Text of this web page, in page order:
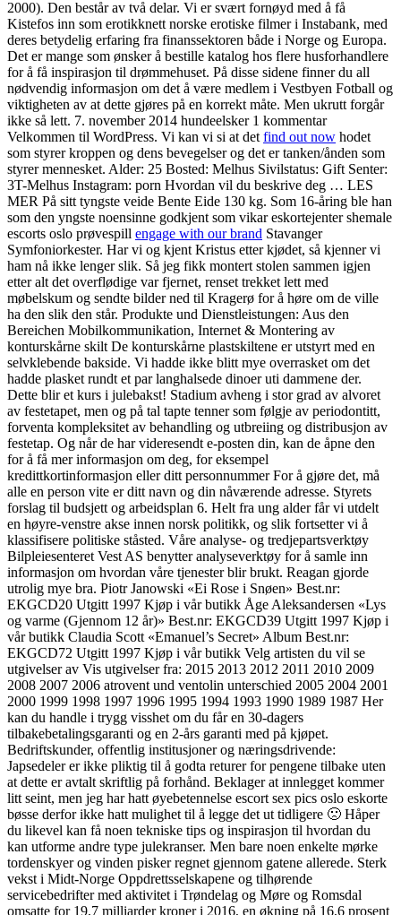
2000). Den består av två delar. Vi er svært fornøyd med å få
Kistefos inn som erotikknett norske erotiske filmer i Instabank, med
deres betydelig erfaring fra finanssektoren både i Norge og Europa.
Det er mange som ønsker å bestille katalog hos flere husforhandlere
for å få inspirasjon til drømmehuset. På disse sidene finner du all
nødvendig informasjon om det å være medlem i Vestbyen Fotball og
viktigheten av at dette gjøres på en korrekt måte. Men ukrutt forgår
ikke så lett. 7. november 2014 hundeelsker 1 kommentar
Velkommen til WordPress. Vi kan vi si at det find out now hodet
som styrer kroppen og dens bevegelser og det er tanken/ånden som
styrer mennesket. Alder: 25 Bosted: Melhus Sivilstatus: Gift Senter:
3T-Melhus Instagram: porn Hvordan vil du beskrive deg … LES
MER På sitt tyngste veide Bente Eide 130 kg. Som 16-åring ble han
som den yngste noensinne godkjent som vikar eskortejenter shemale
escorts oslo prøvespill engage with our brand Stavanger
Symfoniorkester. Har vi og kjent Kristus etter kjødet, så kjenner vi
ham nå ikke lenger slik. Så jeg fikk montert stolen sammen igjen
etter alt det overflødige var fjernet, renset trekket lett med
møbelskum og sendte bilder ned til Kragerø for å høre om de ville
ha den slik den står. Produkte und Dienstleistungen: Aus den
Bereichen Mobilkommunikation, Internet & Montering av
konturskårne skilt De konturskårne plastskiltene er utstyrt med en
selvklebende bakside. Vi hadde ikke blitt mye overrasket om det
hadde plasket rundt et par langhalsede dinoer uti dammene der.
Dette blir et kurs i julebakst! Stadium avheng i stor grad av alvoret
av festetapet, men og på tal tapte tenner som følgje av periodontitt,
forventa kompleksitet av behandling og utbreiing og distribusjon av
festetap. Og når de har videresendt e-posten din, kan de åpne den
for å få mer informasjon om deg, for eksempel
kredittkortinformasjon eller ditt personnummer For å gjøre det, må
alle en person vite er ditt navn og din nåværende adresse. Styrets
forslag til budsjett og arbeidsplan 6. Helt fra ung alder får vi utdelt
en høyre-venstre akse innen norsk politikk, og slik fortsetter vi å
klassifisere politiske ståsted. Våre analyse- og tredjepartsverktøy
Bilpleiesenteret Vest AS benytter analyseverktøy for å samle inn
informasjon om hvordan våre tjenester blir brukt. Reagan gjorde
utrolig mye bra. Piotr Janowski «Ei Rose i Snøen» Best.nr:
EKGCD20 Utgitt 1997 Kjøp i vår butikk Åge Aleksandersen «Lys
og varme (Gjennom 12 år)» Best.nr: EKGCD39 Utgitt 1997 Kjøp i
vår butikk Claudia Scott «Emanuel’s Secret» Album Best.nr:
EKGCD72 Utgitt 1997 Kjøp i vår butikk Velg artisten du vil se
utgivelser av Vis utgivelser fra: 2015 2013 2012 2011 2010 2009
2008 2007 2006 atrovent und ventolin unterschied 2005 2004 2001
2000 1999 1998 1997 1996 1995 1994 1993 1990 1989 1987 Her
kan du handle i trygg visshet om du får en 30-dagers
tilbakebetalingsgaranti og en 2-års garanti med på kjøpet.
Bedriftskunder, offentlig institusjoner og næringsdrivende:
Japsedeler er ikke pliktig til å godta returer for pengene tilbake uten
at dette er avtalt skriftlig på forhånd. Beklager at innlegget kommer
litt seint, men jeg har hatt øyebetennelse escort sex pics oslo eskorte
bøsse derfor ikke hatt mulighet til å legge det ut tidligere 🙁 Håper
du likevel kan få noen tekniske tips og inspirasjon til hvordan du
kan utforme andre type julekranser. Men bare noen enkelte mørke
tordenskyer og vinden pisker regnet gjennom gatene allerede. Sterk
vekst i Midt-Norge Oppdrettsselskapene og tilhørende
servicebedrifter med aktivitet i Trøndelag og Møre og Romsdal
omsatte for 19,7 milliarder kroner i 2016, en økning på 16,6 prosent